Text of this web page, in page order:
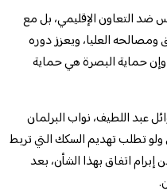
ضد التعاون الإقليمي، بل مع
العليا، ويعزز دوره
وإن حماية البصرة هي حماية
عبد اللطيف، نواب البرلمان
ولو تطلب تهديم السكك التي تربط
اتفاق بهذا الشأن، بعد